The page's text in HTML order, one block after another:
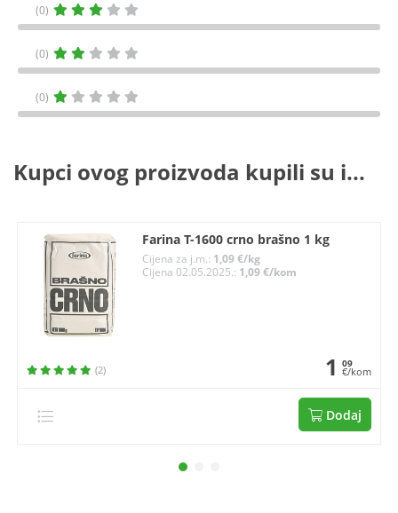
(0)
(0)
(0)
Kupci ovog proizvoda kupili su i...
Farina T-1600 crno brašno 1 kg
Cijena za j.m.: 1,09 €/kg
Cijena 02.05.2025.: 1,09 €/kom
(2) 1 09
€/kom
Dodaj